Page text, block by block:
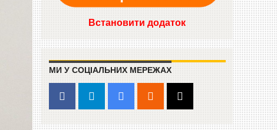
Встановити додаток
МИ У СОЦІАЛЬНИХ МЕРЕЖАХ